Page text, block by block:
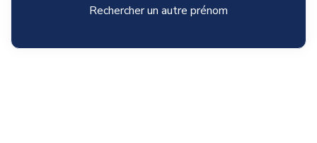
Rechercher un autre prénom